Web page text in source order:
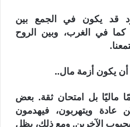
قد يكون في الجمع بين
كما في الغرب، وبين الروح
أن يكون أزمة مال..
ماليًا بل امتحان ثقة. بعض
عادة ويتهربون، فيهدمون
الآخرين. ومع ذلك، يظل